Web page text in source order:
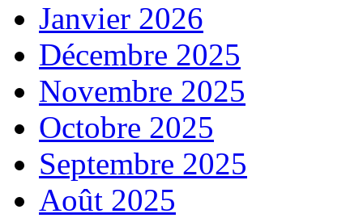
Janvier 2026
Décembre 2025
Novembre 2025
Octobre 2025
Septembre 2025
Août 2025